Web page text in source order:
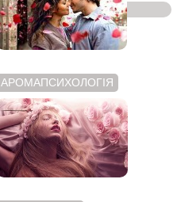
АРОМАПСИХОЛОГІЯ